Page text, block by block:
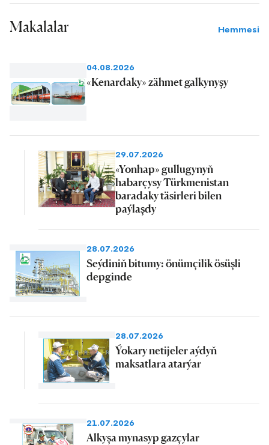
Makalalar Hemmesi
04.08.2026
«Kenardaky» zähmet galkynyşy
29.07.2026
«Yonhap» gullugynyň
habarçysy Türkmenistan
baradaky täsirleri bilen
paýlaşdy
28.07.2026
Seýdiniň bitumy: önümçilik ösüşli
depginde
28.07.2026
Ýokary netijeler aýdyň
maksatlara atarýar
21.07.2026
Alkyşa mynasyp gazçylar